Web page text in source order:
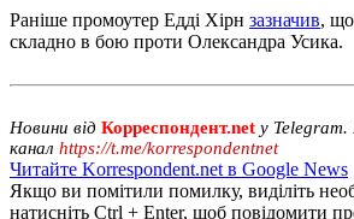
Раніше промоутер Едді Хірн зазначив,
складно в бою проти Олександра Усика.
Новини від Корреспондент.net у
канал https://t.me/korrespondentnet
Читайте Korrespondent.net в Google News
Якщо ви помітили помилку, виділіть
натисніть Ctrl + Enter, щоб повідомити